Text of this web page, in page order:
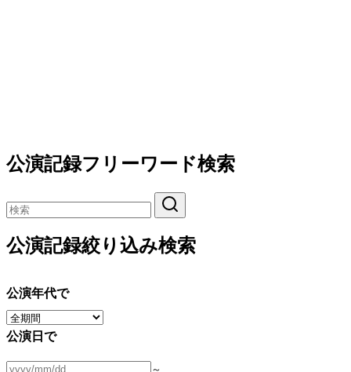
公演記録フリーワード検索
公演記録絞り込み検索
公演年代で
公演日で